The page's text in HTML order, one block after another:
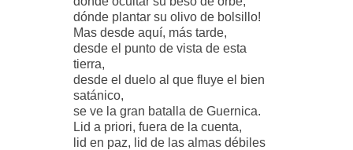
dónde plantar su olivo de bolsillo!
Mas desde aquí, más tarde,
desde el punto de vista de esta
tierra,
desde el duelo al que fluye el bien
satánico,
se ve la gran batalla de Guernica.
Lid a priori, fuera de la cuenta,
lid en paz, lid de las almas débiles